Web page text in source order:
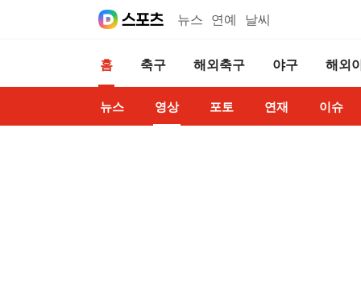
뉴스 연예 날씨
홈 축구 해외축구 야구 해외
뉴스 영상 포토 연재 이슈